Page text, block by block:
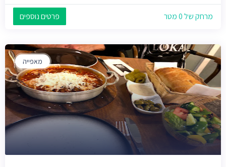
מרחק של 0 מטר פרטים נוספים
מאפייה